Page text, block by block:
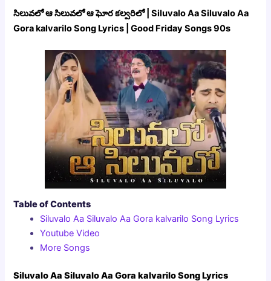
సిలువలో ఆ సిలువలో ఆ ఘోర కల్వరిలో | Siluvalo Aa Siluvalo Aa
Gora kalvarilo Song Lyrics | Good Friday Songs 90s
Table of Contents
Siluvalo Aa Siluvalo Aa Gora kalvarilo Song Lyrics
Youtube Video
More Songs
Siluvalo Aa Siluvalo Aa Gora kalvarilo Song Lyrics